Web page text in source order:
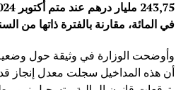
في المائة، مقارنة بالفترة ذاتها من
وأوضحت الوزارة في وثيقة حول